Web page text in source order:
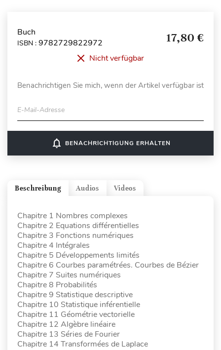
Buch
ISBN : 9782729822972 17,80 €
Nicht verfügbar
Benachrichtigen Sie mich, wenn der Artikel verfügbar ist
E-Mail-Adresse
notifications_none BENACHRICHTIGUNG ERHALTEN
Videos
Audios
Beschreibung
Chapitre 1 Nombres complexes
Chapitre 2 Equations différentielles
Chapitre 3 Fonctions numériques
Chapitre 4 Intégrales
Chapitre 5 Développements limités
Chapitre 6 Courbes paramétrées. Courbes de Bézier
Chapitre 7 Suites numériques
Chapitre 8 Probabilités
Chapitre 9 Statistique descriptive
Chapitre 10 Statistique inférentielle
Chapitre 11 Géométrie vectorielle
Chapitre 12 Algèbre linéaire
Chapitre 13 Séries de Fourier
Chapitre 14 Transformées de Laplace